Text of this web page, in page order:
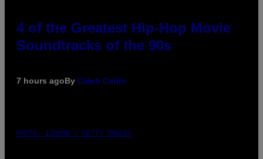
4 of the Greatest Hip-Hop Movie
Soundtracks of the 90s
7 hours agoBy Caleb Catlin
PHOTO: IJDEMA / GETTY IMAGES